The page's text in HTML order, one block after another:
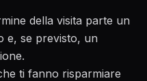
della visita parte un
e, se previsto, un
ti fanno risparmiare